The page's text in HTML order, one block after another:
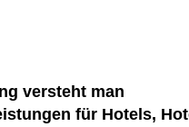
versteht man
für Hotels,